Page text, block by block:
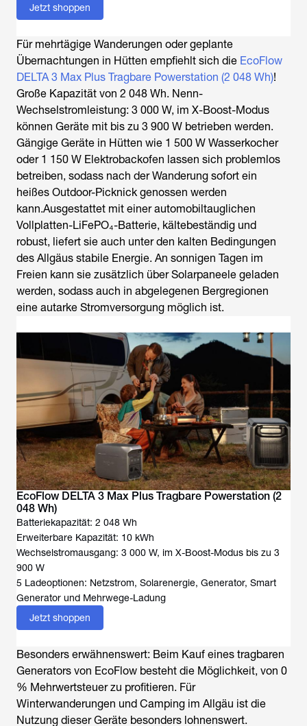
Jetzt shoppen
Für mehrtägige Wanderungen oder geplante
Übernachtungen in Hütten empfiehlt sich die EcoFlow
DELTA 3 Max Plus Tragbare Powerstation (2 048 Wh)!
Große Kapazität von 2 048 Wh. Nenn-
Wechselstromleistung: 3 000 W, im X-Boost-Modus
können Geräte mit bis zu 3 900 W betrieben werden.
Gängige Geräte in Hütten wie 1 500 W Wasserkocher
oder 1 150 W Elektrobackofen lassen sich problemlos
betreiben, sodass nach der Wanderung sofort ein
heißes Outdoor-Picknick genossen werden
kann.Ausgestattet mit einer automobiltauglichen
Vollplatten-LiFePO₄-Batterie, kältebeständig und
robust, liefert sie auch unter den kalten Bedingungen
des Allgäus stabile Energie. An sonnigen Tagen im
Freien kann sie zusätzlich über Solarpaneele geladen
werden, sodass auch in abgelegenen Bergregionen
eine autarke Stromversorgung möglich ist.
EcoFlow DELTA 3 Max Plus Tragbare Powerstation (2
048 Wh)
Batteriekapazität: 2 048 Wh
Erweiterbare Kapazität: 10 kWh
Wechselstromausgang: 3 000 W, im X-Boost-Modus bis zu 3
900 W
5 Ladeoptionen: Netzstrom, Solarenergie, Generator, Smart
Generator und Mehrwege-Ladung
Jetzt shoppen
Besonders erwähnenswert: Beim Kauf eines tragbaren
Generators von EcoFlow besteht die Möglichkeit, von 0
% Mehrwertsteuer zu profitieren. Für
Winterwanderungen und Camping im Allgäu ist die
Nutzung dieser Geräte besonders lohnenswert.